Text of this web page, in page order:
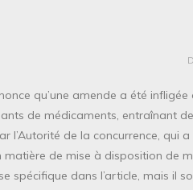
qu’une amende a été
de médicaments, entraînant
l’Autorité de la concurrence, qui
matière de mise à disposition de
spécifique dans l’article, mais il